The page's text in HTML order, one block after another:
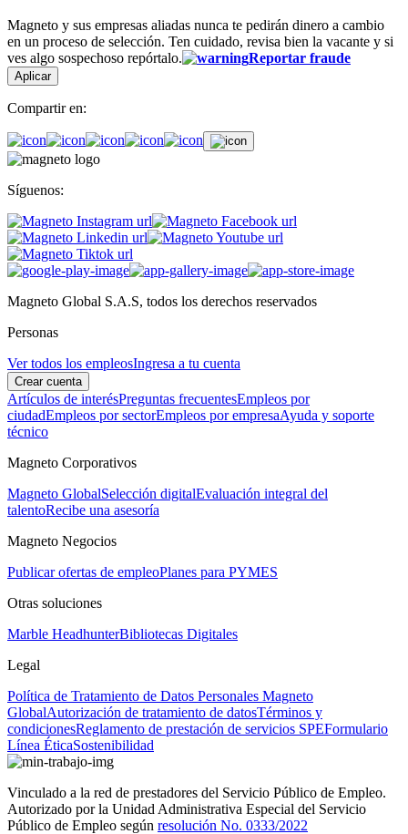
Magneto y sus empresas aliadas nunca te pedirán dinero a cambio
en un proceso de selección. Ten cuidado, revisa bien la vacante y si
ves algo sospechoso repórtalo.
Reportar fraude
Aplicar
Compartir en:
Síguenos:
Magneto Global S.A.S, todos los derechos reservados
Personas
Ver todos los empleosIngresa a tu cuenta
Crear cuenta
Artículos de interésPreguntas frecuentesEmpleos por
ciudadEmpleos por sectorEmpleos por empresaAyuda y soporte
técnico
Magneto Corporativos
Magneto GlobalSelección digitalEvaluación integral del
talentoRecibe una asesoría
Magneto Negocios
Publicar ofertas de empleoPlanes para PYMES
Otras soluciones
Marble HeadhunterBibliotecas Digitales
Legal
Política de Tratamiento de Datos Personales Magneto
GlobalAutorización de tratamiento de datosTérminos y
condicionesReglamento de prestación de servicios SPEFormulario
Línea ÉticaSostenibilidad
Vinculado a la red de prestadores del Servicio Público de Empleo.
Autorizado por la Unidad Administrativa Especial del Servicio
Público de Empleo según resolución No. 0333/2022